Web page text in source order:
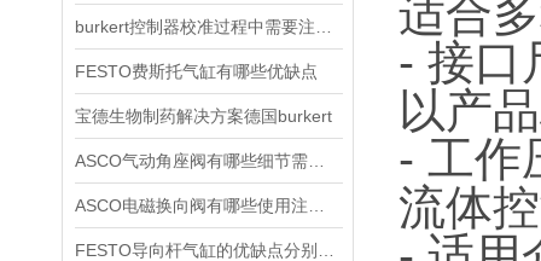
FESTO费斯托气缸有哪些优缺点
宝德生物制药解决方案德国burkert
适合
- 接口
以产
- 工作
流体